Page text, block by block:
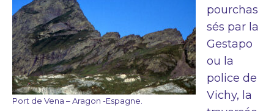
Port de Vena – Aragon -Espagne.
pourchas
sés par la
Gestapo
ou la
police de
Vichy, la